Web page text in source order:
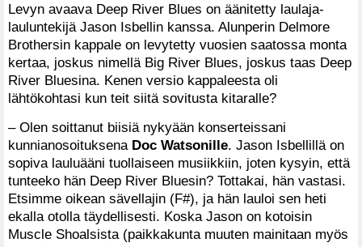
Levyn avaava Deep River Blues on äänitetty laulaja-
lauluntekijä Jason Isbellin kanssa. Alunperin Delmore
Brothersin kappale on levytetty vuosien saatossa monta
kertaa, joskus nimellä Big River Blues, joskus taas Deep
River Bluesina. Kenen versio kappaleesta oli
lähtökohtasi kun teit siitä sovitusta kitaralle?
– Olen soittanut biisiä nykyään konserteissani
kunnianosoituksena Doc Watsonille. Jason Isbellillä on
sopiva lauluääni tuollaiseen musiikkiin, joten kysyin, että
tunteeko hän Deep River Bluesin? Tottakai, hän vastasi.
Etsimme oikean sävellajin (F#), ja hän lauloi sen heti
ekalla otolla täydellisesti. Koska Jason on kotoisin
Muscle Shoalsista (paikkakunta muuten mainitaan myös